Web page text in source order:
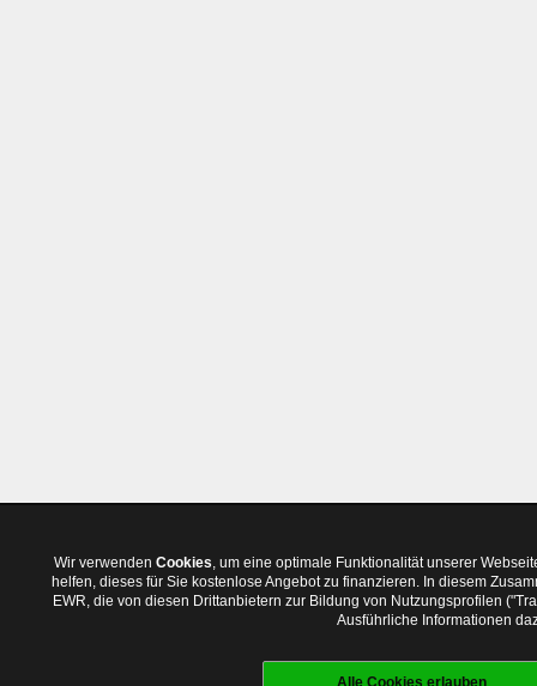
Wir verwenden Cookies, um eine optimale Funktionalität unserer
helfen, dieses für Sie kostenlose Angebot zu finanzieren. In diesem
EWR, die von diesen Drittanbietern zur Bildung von Nutzungsprofilen
Ausführliche Informationen
Alle Cookies erlauben